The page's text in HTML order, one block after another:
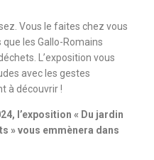
Vous le faites chez vous
les Gallo-Romains
L’exposition vous
avec les gestes
à découvrir !
l’exposition « Du jardin
» vous emmènera dans